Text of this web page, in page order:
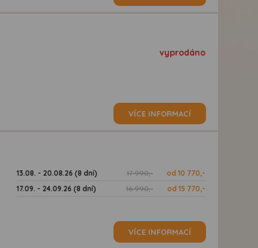
vyprodáno
VÍCE INFORMACÍ
13.08. - 20.08.26 (8 dní) 17 990,-
od 10 770,-
17.09. - 24.09.26 (8 dní)
16 990,- od 15 770,-
VÍCE INFORMACÍ